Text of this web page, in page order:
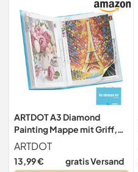
ARTDOT A3 Diamond
Painting Mappe mit Griff,
Diamond Painting Zubehör
für Aufbewahrung Diamant
Painting Erwachsene Bilder,
ARTDOT
13,99 € gratis Versand